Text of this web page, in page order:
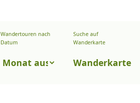
M
Wandertouren nach
Datum
Wandertouren
Datum
Suche auf
Wanderkarte
Wanderkarte